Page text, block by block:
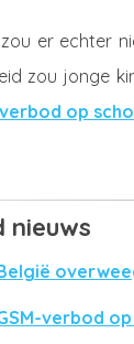
er echter
zou jonge
op
nieuws
verbod